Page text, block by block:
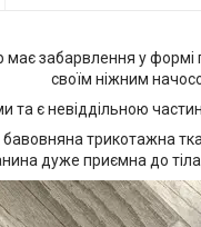
забарвлення у формі
своїм ніжним
є невіддільною
бавовняна трикотажна
дуже приємна до